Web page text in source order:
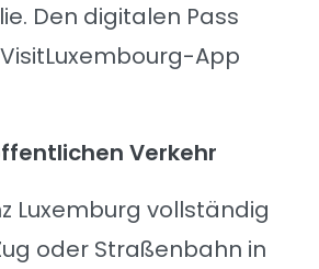
Den digitalen Pass
App
Verkehr
Luxemburg vollständig
oder Straßenbahn in